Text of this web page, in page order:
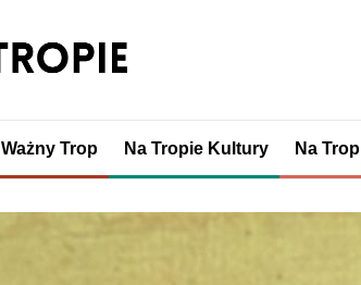
Ważny Trop Na Tropie Kultury Na